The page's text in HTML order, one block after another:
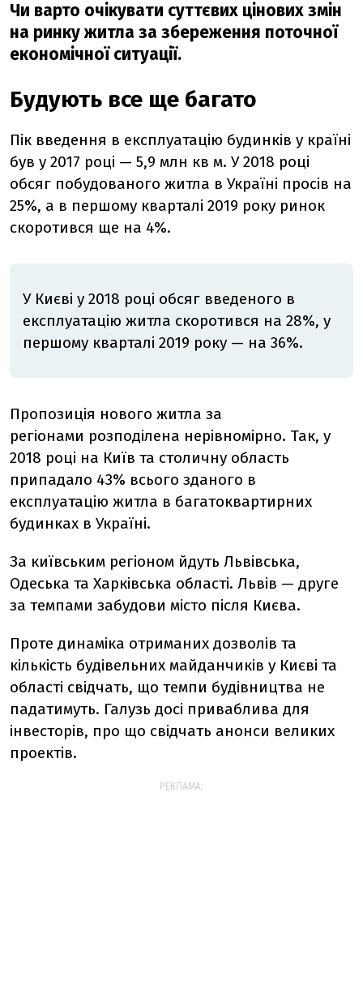
Чи варто очікувати суттєвих цінових змін
на ринку житла за збереження поточної
економічної ситуації.
Будують все ще багато
Пік введення в експлуатацію будинків у країні
був у 2017 році — 5,9 млн кв м. У 2018 році
обсяг побудованого житла в Україні просів на
25%, а в першому кварталі 2019 року ринок
скоротився ще на 4%.
У Києві у 2018 році обсяг введеного в
експлуатацію житла скоротився на 28%, у
першому кварталі 2019 року — на 36%.
Пропозиція нового житла за
регіонами розподілена нерівномірно. Так, у
2018 році на Київ та столичну область
припадало 43% всього зданого в
експлуатацію житла в багатоквартирних
будинках в Україні.
За київським регіоном йдуть Львівська,
Одеська та Харківська області. Львів — друге
за темпами забудови місто після Києва.
Проте динаміка отриманих дозволів та
кількість будівельних майданчиків у Києві та
області свідчать, що темпи будівництва не
падатимуть. Галузь досі приваблива для
інвесторів, про що свідчать анонси великих
проектів.
РЕКЛАМА: